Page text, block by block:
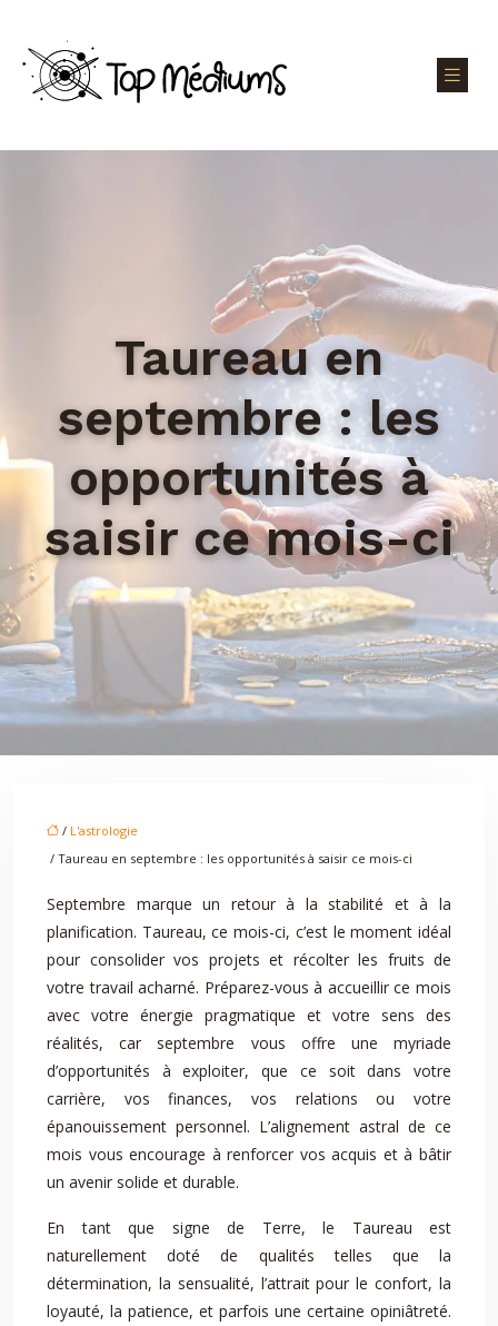
Taureau en
septembre : les
opportunités à
saisir ce mois-ci
/ L'astrologie
/ Taureau en septembre : les opportunités à saisir ce mois-ci
Septembre marque un retour à la stabilité et à la
planification. Taureau, ce mois-ci, c’est le moment idéal
pour consolider vos projets et récolter les fruits de
votre travail acharné. Préparez-vous à accueillir ce mois
avec votre énergie pragmatique et votre sens des
réalités, car septembre vous offre une myriade
d’opportunités à exploiter, que ce soit dans votre
carrière, vos finances, vos relations ou votre
épanouissement personnel. L’alignement astral de ce
mois vous encourage à renforcer vos acquis et à bâtir
un avenir solide et durable.
En tant que signe de Terre, le Taureau est
naturellement doté de qualités telles que la
détermination, la sensualité, l’attrait pour le confort, la
loyauté, la patience, et parfois une certaine opiniâtreté.